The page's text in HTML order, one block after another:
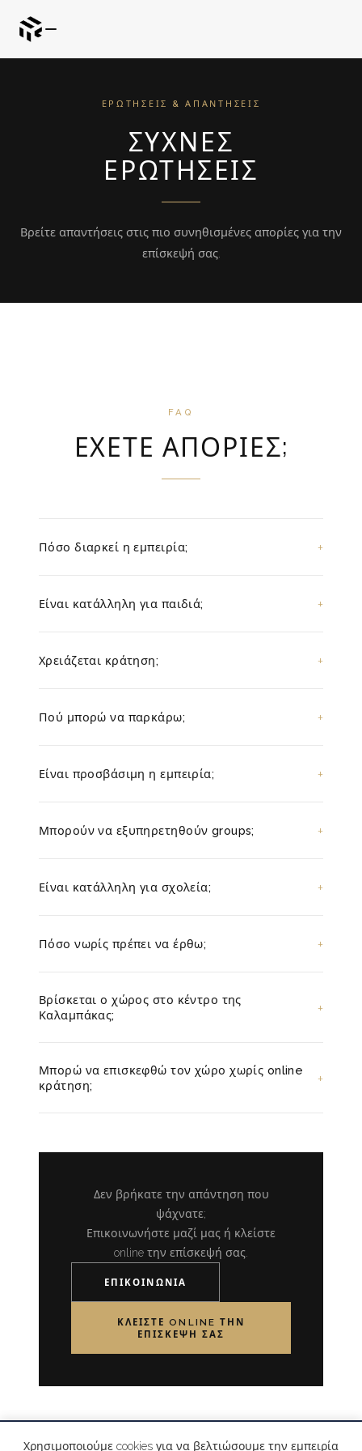
ΕΡΩΤΉΣΕΙΣ & ΑΠΑΝΤΉΣΕΙΣ
ΣΥΧΝΈΣ
ΕΡΩΤΉΣΕΙΣ
Βρείτε απαντήσεις στις πιο συνηθισμένες απορίες για την
επίσκεψή σας.
FAQ
ΈΧΕΤΕ ΑΠΟΡΊΕΣ;
Πόσο διαρκεί η εμπειρία;
Είναι κατάλληλη για παιδιά;
Χρειάζεται κράτηση;
Πού μπορώ να παρκάρω;
Είναι προσβάσιμη η εμπειρία;
Μπορούν να εξυπηρετηθούν groups;
Είναι κατάλληλη για σχολεία;
Πόσο νωρίς πρέπει να έρθω;
Βρίσκεται ο χώρος στο κέντρο της
Καλαμπάκας;
Μπορώ να επισκεφθώ τον χώρο χωρίς online
κράτηση;
Δεν βρήκατε την απάντηση που
ψάχνατε;
Επικοινωνήστε μαζί μας ή κλείστε
online την επίσκεψή σας.
ΕΠΙΚΟΙΝΩΝΊΑ
ΚΛΕΊΣΤΕ ONLINE ΤΗΝ
ΕΠΊΣΚΕΨΉ ΣΑΣ
Χρησιμοποιούμε cookies για να βελτιώσουμε την εμπειρία